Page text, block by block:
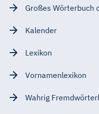
Großes Wörterbuch
Kalender
Lexikon
Vornamenlexikon
Wahrig